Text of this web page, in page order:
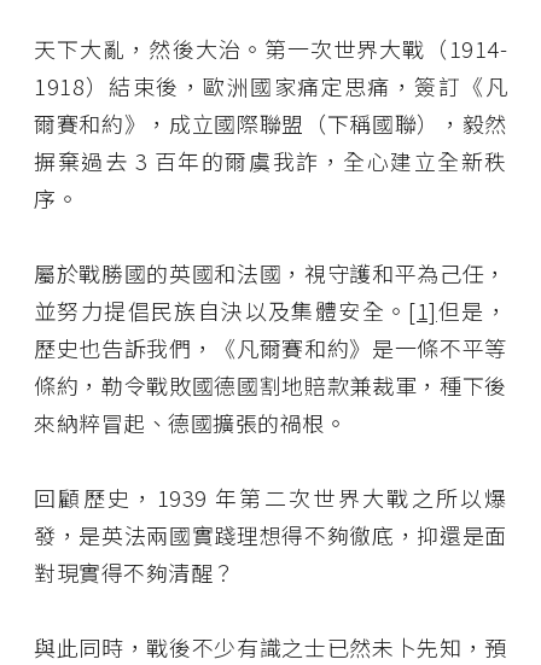
天下大亂，然後大治。第一次世界大戰（1914-
1918）結束後，歐洲國家痛定思痛，簽訂《凡
爾賽和約》，成立國際聯盟（下稱國聯），毅然
摒棄過去 3 百年的爾虞我詐，全心建立全新秩
序。
屬於戰勝國的英國和法國，視守護和平為己任，
並努力提倡民族自決以及集體安全。 [1]但是，
歷史也告訴我們，《凡爾賽和約》是一條不平等
條約，勒令戰敗國德國割地賠款兼裁軍，種下後
來納粹冒起、德國擴張的禍根。
回顧歷史，1939 年第二次世界大戰之所以爆
發，是英法兩國實踐理想得不夠徹底，抑還是面
對現實得不夠清醒？
與此同時，戰後不少有識之士已然未卜先知，預